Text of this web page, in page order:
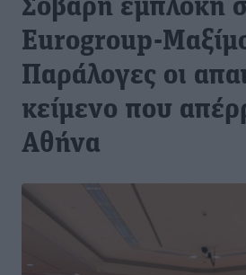
Σοβαρή εμπλοκή
Eurogroup-
Παράλογες οι
κείμενο που
Αθήνα